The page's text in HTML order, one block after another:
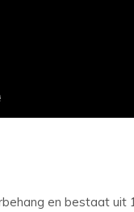
en bestaat